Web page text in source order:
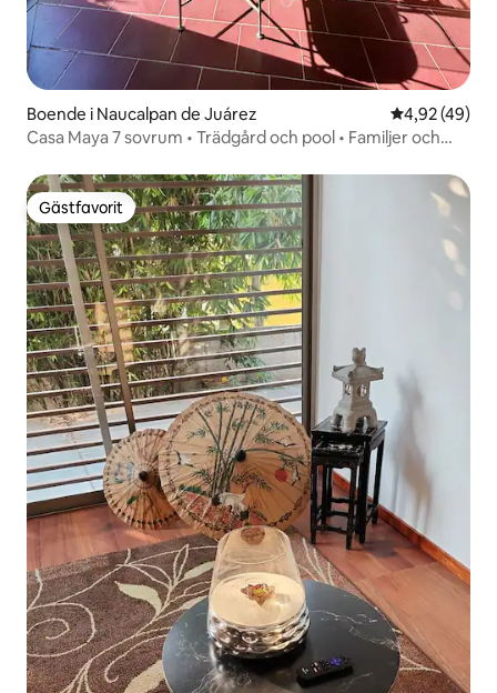
Boende i Naucalpan de Juárez 4,92 av 5 i
4,92 (49)
Casa Maya 7 sovrum • Trädgård och pool • Familjer och
Gästfavorit
Gästfavorit